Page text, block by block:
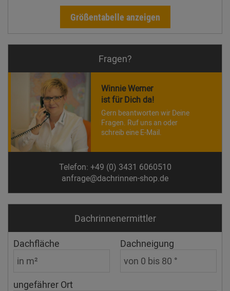
Größentabelle anzeigen
Fragen?
Winnie Werner
ist für Dich da!
Gern beantworten wir Deine
Fragen. Ruf uns an oder
schreib eine E-Mail.
Telefon: +49 (0) 3431 6060510
anfrage@dachrinnen-shop.de
Dachrinnen­ermittler
Dachfläche Dachneigung
ungefährer Ort